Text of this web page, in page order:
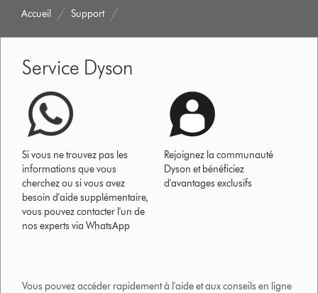
Accueil Support
Service Dyson
Si vous ne trouvez pas les
informations que vous
cherchez ou si vous avez
besoin d'aide supplémentaire,
vous pouvez contacter l'un de
nos experts via WhatsApp
Rejoignez la communauté
Dyson et bénéficiez
d'avantages exclusifs
Vous pouvez accéder rapidement à l'aide et aux conseils en ligne